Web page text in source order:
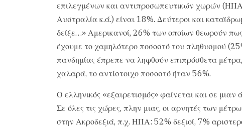
επιλεγμένων και αντιπροσωπευτικών χωρών
Αυστραλία κ.ά.) είναι 18%. Δεύτεροι και
δείξε…» Αμερικανοί, 26% των οποίων θεωρούν
έχουμε το χαμηλότερο ποσοστό του πληθυσμού
πανδημίας έπρεπε να ληφθούν επιπρόσθετα
χαλαρά, το αντίστοιχο ποσοστό ήταν 56%.
Ο ελληνικός «εξαιρετισμός» φαίνεται και σε
Σε όλες τις χώρες, πλην μιας, οι αρνητές των
στην Ακροδεξιά, π.χ. ΗΠΑ: 52% δεξιοί, 7%